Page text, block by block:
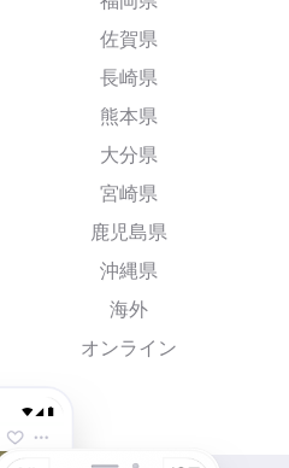
佐賀県
長崎県
熊本県
大分県
宮崎県
鹿児島県
沖縄県
海外
オンライン